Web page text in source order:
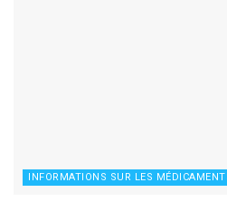
INFORMATIONS SUR LES